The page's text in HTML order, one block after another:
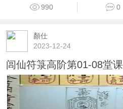
990 0
顏仕
2023-12-24
闾仙符箓高阶第01-08堂课